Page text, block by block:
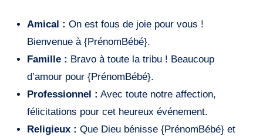
Amical : On est fous de joie pour vous !
Bienvenue à {PrénomBébé}.
Famille : Bravo à toute la tribu ! Beaucoup
d’amour pour {PrénomBébé}.
Professionnel : Avec toute notre affection,
félicitations pour cet heureux événement.
Religieux : Que Dieu bénisse {PrénomBébé} et